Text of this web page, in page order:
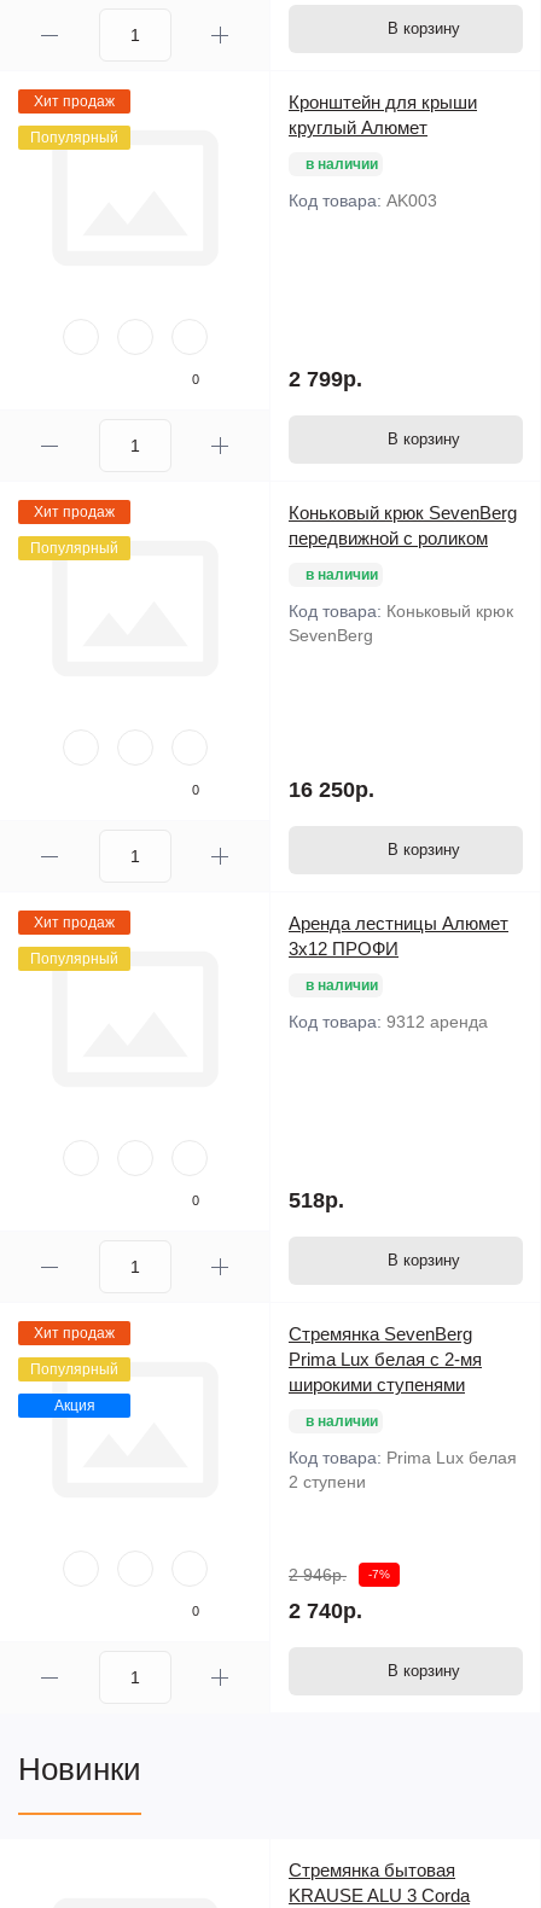
В корзину
Хит продаж
Популярный
0
Кронштейн для крыши
круглый Алюмет
в наличии
Код товара: AK003
2 799р.
В корзину
Хит продаж
Популярный
0
Коньковый крюк SevenBerg
передвижной с роликом
в наличии
Код товара: Коньковый крюк
SevenBerg
16 250р.
В корзину
Хит продаж
Популярный
0
Аренда лестницы Алюмет
3х12 ПРОФИ
в наличии
Код товара: 9312 аренда
518р.
В корзину
Хит продаж
Популярный
Акция
0
Стремянка SevenBerg
Prima Lux белая с 2-мя
широкими ступенями
в наличии
Код товара: Prima Lux белая
2 ступени
2 946р. -7%
2 740р.
В корзину
Новинки
Стремянка бытовая
KRAUSE ALU 3 Corda